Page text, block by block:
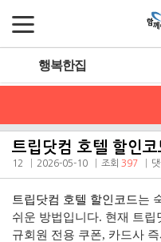
행복한집
트립닷컴 호텔 할인코
12 2026-05-10 조회 397
트립닷컴 호텔 할인코드는
쉬운 방법입니다. 현재 트립
규회원 전용 쿠폰, 카드사